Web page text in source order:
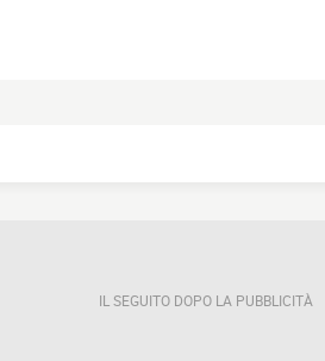
IL SEGUITO DOPO LA PUBBLICITÀ